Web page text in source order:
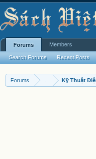
Forums Kỹ Thuật
Forums
Search Forums Recent Posts
Members